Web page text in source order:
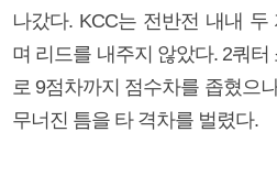
나갔다. KCC는 전반전 내내
며 리드를 내주지 않았다. 2쿼
로 9점차까지 점수차를 좁혔으
무너진 틈을 타 격차를 벌렸다.